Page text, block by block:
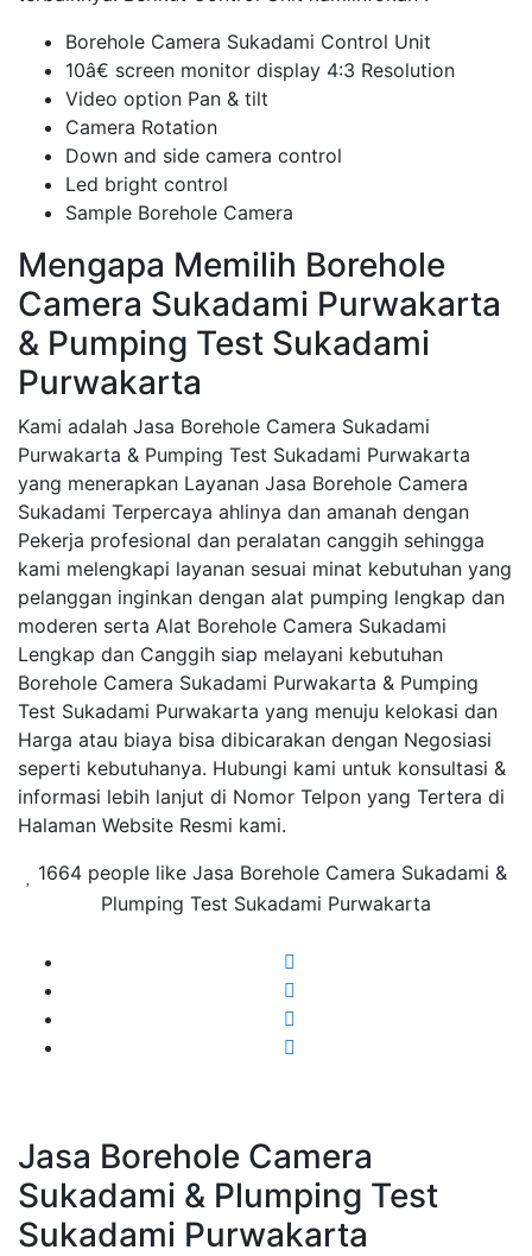
Borehole Camera Sukadami Control Unit
10â€ screen monitor display 4:3 Resolution
Video option Pan & tilt
Camera Rotation
Down and side camera control
Led bright control
Sample Borehole Camera
Mengapa Memilih Borehole
Camera Sukadami Purwakarta
& Pumping Test Sukadami
Purwakarta
Kami adalah Jasa Borehole Camera Sukadami
Purwakarta & Pumping Test Sukadami Purwakarta
yang menerapkan Layanan Jasa Borehole Camera
Sukadami Terpercaya ahlinya dan amanah dengan
Pekerja profesional dan peralatan canggih sehingga
kami melengkapi layanan sesuai minat kebutuhan yang
pelanggan inginkan dengan alat pumping lengkap dan
moderen serta Alat Borehole Camera Sukadami
Lengkap dan Canggih siap melayani kebutuhan
Borehole Camera Sukadami Purwakarta & Pumping
Test Sukadami Purwakarta yang menuju kelokasi dan
Harga atau biaya bisa dibicarakan dengan Negosiasi
seperti kebutuhanya. Hubungi kami untuk konsultasi &
informasi lebih lanjut di Nomor Telpon yang Tertera di
Halaman Website Resmi kami.
1664 people like Jasa Borehole Camera Sukadami &
Plumping Test Sukadami Purwakarta
Jasa Borehole Camera
Sukadami & Plumping Test
Sukadami Purwakarta